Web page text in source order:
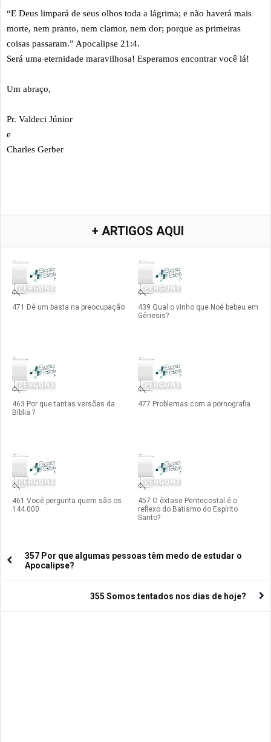
“E Deus limpará de seus olhos toda a lágrima; e não haverá mais
morte, nem pranto, nem clamor, nem dor; porque as primeiras
coisas passaram.” Apocalipse 21:4.
Será uma eternidade maravilhosa! Esperamos encontrar você lá!
Um abraço,
Pr. Valdeci Júnior
e
Charles Gerber
+ ARTIGOS AQUI
471 Dê um basta na preocupação
439 Qual o vinho que Noé bebeu em
Gênesis?
463 Por que tantas versões da
Bíblia ?
477 Problemas com a pornografia
461 Você pergunta quem são os
144.000
457 O êxtase Pentecostal é o
reflexo do Batismo do Espírito
Santo?
357 Por que algumas pessoas têm medo de estudar o
Apocalipse?
355 Somos tentados nos dias de hoje?